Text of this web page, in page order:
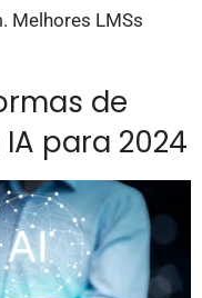
Melhores LMSs
de
para 2024